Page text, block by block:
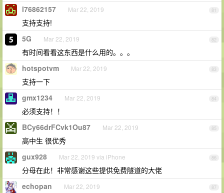
81
l76862157 Mar 22, 2019
支持支持!
82
5G Mar 22, 2019
有时间看看这东西是什么用的。。。
83
hotspotvm Mar 22, 2019
支持一下
84
gmx1234 Mar 22, 2019
必须支持！！
85
BCy66drFCvk1Ou87 Mar 22, 2019
高中生 很优秀
86
gux928 Mar 22, 2019 via iPhone
分母在此！非常感谢这些提供免费隧道的大佬
87
echopan Mar 22, 2019